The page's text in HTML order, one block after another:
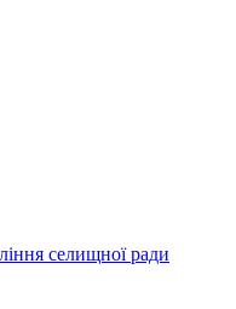
селищної ради